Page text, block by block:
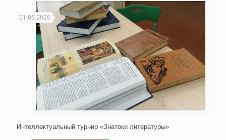
01.05.2026
Интеллектуальный турнир «Знатоки литературы»